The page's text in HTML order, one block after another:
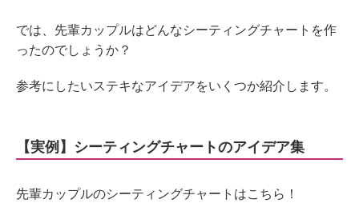
では、先輩カップルはどんなシーティングチャートを作
ったのでしょうか？
参考にしたいステキなアイデアをいくつか紹介します。
【実例】シーティングチャートのアイデア集
先輩カップルのシーティングチャートはこちら！